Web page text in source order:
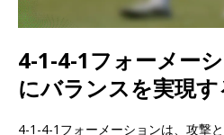
4-1-4-1フォーメー
にバランスを実現す
4-1-4-1フォーメーションは、攻撃